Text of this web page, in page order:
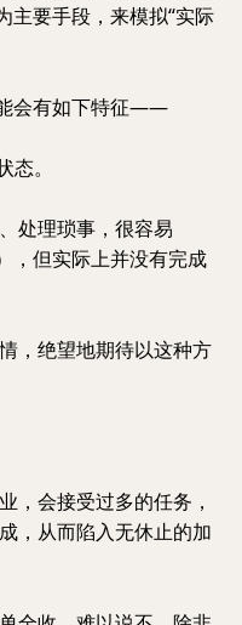
主要手段，来模拟“实际
会有如下特征——
。
处理琐事，很容易
，但实际上并没有完成
，绝望地期待以这种方
，会接受过多的任务，
，从而陷入无休止的加